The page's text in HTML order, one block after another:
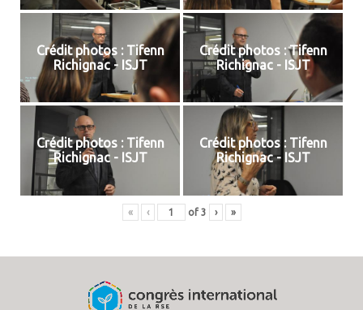
Crédit photos : Tifenn
Richignac - ISJT
Crédit photos : Tifenn
Richignac - ISJT
Crédit photos : Tifenn
Richignac - ISJT
Crédit photos : Tifenn
Richignac - ISJT
« ‹ of 3 › »